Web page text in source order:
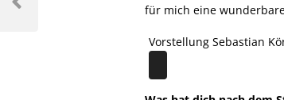
für mich eine
Vorstellung Sebastian